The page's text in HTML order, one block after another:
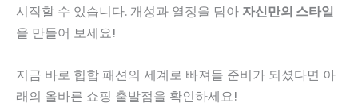
시작할 수 있습니다. 개성과 열정을 담아 자신만의 스타일
을 만들어 보세요!
지금 바로 힙합 패션의 세계로 빠져들 준비가 되셨다면 아
래의 올바른 쇼핑 출발점을 확인하세요!